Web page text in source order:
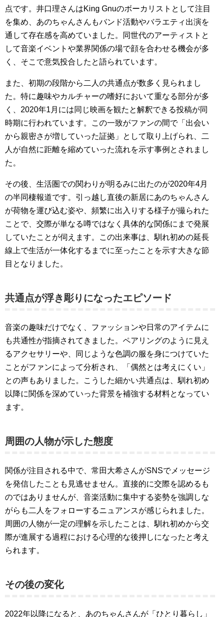
点です。井口理さんはKing Gnuのボーカリストとして注目
を集め、あのちゃんさんもバンド活動やバラエティ出演を
通して存在感を高めていました。同世代のアーティストと
して音楽イベントや業界関係の場で顔を合わせる機会が多
く、そこで意気投合したと語られています。
また、初期の段階から二人の共通点が数多く見られまし
た。特に趣味やカルチャーの嗜好において重なる部分が多
く、2020年1月には同じ映画を観たと解釈できる投稿が同
時期に行われています。この一致がファンの間で「出会い
から親密さが増していった証拠」として取り上げられ、二
人が自然に距離を縮めていった流れを示す事例とされまし
た。
その後、生活圏での関わりが明るみに出たのが2020年4月
の半同棲報道です。引っ越し直後の新居にあのちゃんさん
が荷物を運び込む姿や、頻繁に出入りする様子が撮られた
ことで、交際が単なる噂ではなく具体的な関係にまで発展
していたことが伺えます。この出来事は、馴れ初めの延長
線上で生活が一体化するまでに至ったことを示す大きな節
目となりました。
共通点が浮き彫りになったエピソード
音楽の趣味だけでなく、ファッションや日常のアイテムに
も共通性が指摘されてきました。ペアリングのように見え
るアクセサリーや、同じような色調の服を身につけていた
ことがファンによって分析され、「偶然とは考えにくい」
との声もありました。こうした細かい共通点は、馴れ初め
以降に関係を深めていった背景を補強する材料となってい
ます。
周囲の人物が示した態度
関係が注目される中で、常田大希さんがSNSでメッセージ
を発信したことも見逃せません。直接的に交際を認めるも
のではありませんが、音楽活動に集中する姿勢を強調しな
がらも二人をフォローするニュアンスが感じられました。
周囲の人物が一定の理解を示したことは、馴れ初めから交
際が進展する過程における心理的な後押しになったと考え
られます。
その後の変化
2022年以降になると、あのちゃんさんが「ひとり暮らし」